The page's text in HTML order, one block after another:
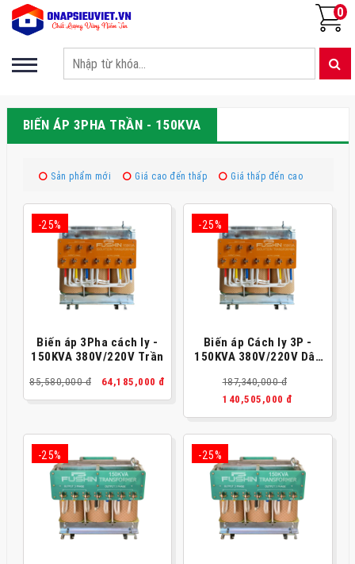
0
BIẾN ÁP 3PHA TRẦN - 150KVA
Sản phẩm mới Giá cao đến thấp Giá thấp đến cao
-25%
Biến áp 3Pha cách ly -
150KVA 380V/220V Trần
85,580,000 đ 64,185,000 đ
-25%
Biến áp Cách ly 3P -
150KVA 380V/220V Dây
187,340,000 đ
140,505,000 đ
-25% -25%